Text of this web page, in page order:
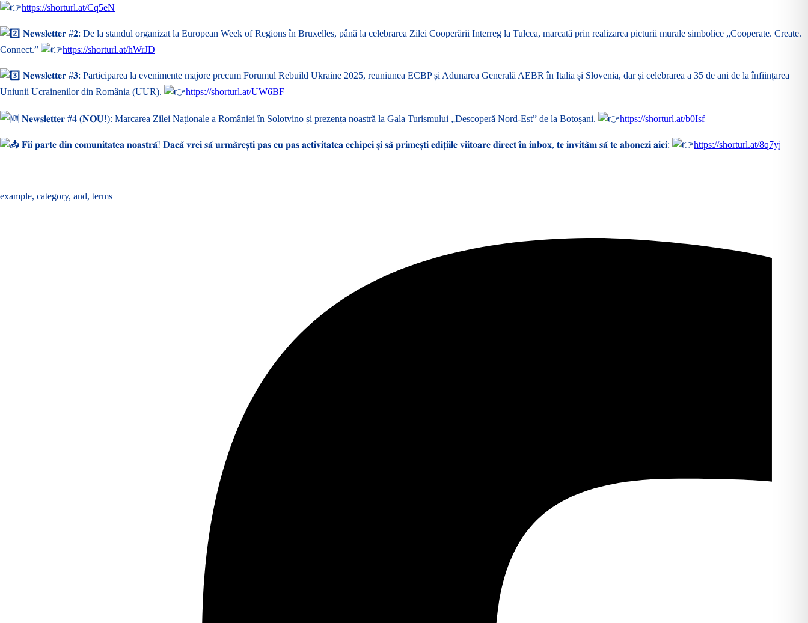
https://shorturl.at/Cq5eN
𝐍𝐞𝐰𝐬𝐥𝐞𝐭𝐭𝐞𝐫 #𝟐: De la standul organizat la European Week of Regions în Bruxelles, până la celebrarea Zilei Cooperării Interreg la Tulcea, marcată prin realizarea picturii murale simbolice „Cooperate. Create.
Connect.”
https://shorturl.at/hWrJD
𝐍𝐞𝐰𝐬𝐥𝐞𝐭𝐭𝐞𝐫 #𝟑: Participarea la evenimente majore precum Forumul Rebuild Ukraine 2025, reuniunea ECBP și Adunarea Generală AEBR în Italia și Slovenia, dar și celebrarea a 35 de ani de la înființarea
Uniunii Ucrainenilor din România (UUR).
https://shorturl.at/UW6BF
𝐍𝐞𝐰𝐬𝐥𝐞𝐭𝐭𝐞𝐫 #𝟒 (𝐍𝐎𝐔!): Marcarea Zilei Naționale a României în Solotvino și prezența noastră la Gala Turismului „Descoperă Nord-Est” de la Botoșani. https://shorturl.at/b0Isf
𝐅𝐢𝐢 𝐩𝐚𝐫𝐭𝐞 𝐝𝐢𝐧 𝐜𝐨𝐦𝐮𝐧𝐢𝐭𝐚𝐭𝐞𝐚 𝐧𝐨𝐚𝐬𝐭𝐫𝐚̆! 𝐃𝐚𝐜𝐚̆ 𝐯𝐫𝐞𝐢 𝐬𝐚̆ 𝐮𝐫𝐦𝐚̆𝐫𝐞𝐬̦𝐭𝐢 𝐩𝐚𝐬 𝐜𝐮 𝐩𝐚𝐬 𝐚𝐜𝐭𝐢𝐯𝐢𝐭𝐚𝐭𝐞𝐚 𝐞𝐜𝐡𝐢𝐩𝐞𝐢 𝐬̦𝐢 𝐬𝐚̆ 𝐩𝐫𝐢𝐦𝐞𝐬̦𝐭𝐢 𝐞𝐝𝐢𝐭̦𝐢𝐢𝐥𝐞 𝐯𝐢𝐢𝐭𝐨𝐚𝐫𝐞 𝐝𝐢𝐫𝐞𝐜𝐭 𝐢̂𝐧 𝐢𝐧𝐛𝐨𝐱, 𝐭𝐞 𝐢𝐧𝐯𝐢𝐭𝐚̆𝐦 𝐬𝐚̆ 𝐭𝐞 𝐚𝐛𝐨𝐧𝐞𝐳𝐢 𝐚𝐢𝐜𝐢: https://shorturl.at/8q7yj
example, category, and, terms